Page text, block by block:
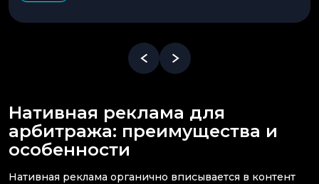
Нативная реклама для
арбитража: преимущества и
особенности
Нативная реклама органично вписывается в контент